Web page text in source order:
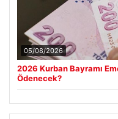
05/08/2026
2026 Kurban Bayramı
Ödenecek?